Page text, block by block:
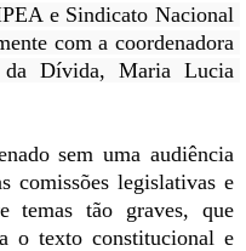
e Sindicato Nacional
com a coordenadora
da Dívida, Maria Lucia
sem uma audiência
comissões legislativas e
temas tão graves, que
o texto constitucional e